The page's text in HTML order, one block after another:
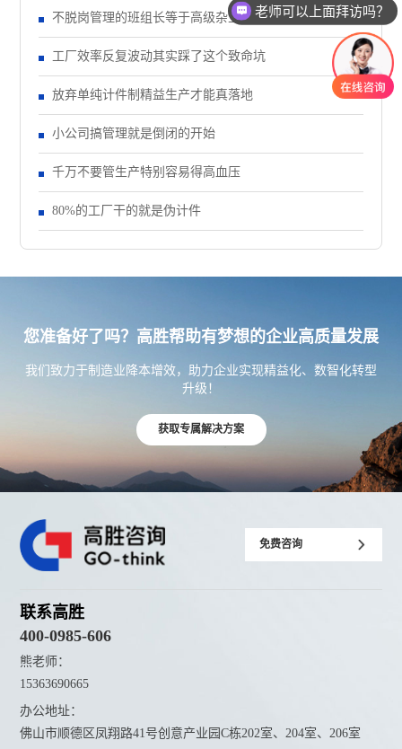
不脱岗管理的班组长等于高级杂工
工厂效率反复波动其实踩了这个致命坑
放弃单纯计件制精益生产才能真落地
小公司搞管理就是倒闭的开始
千万不要管生产特别容易得高血压
80%的工厂干的就是伪计件
您准备好了吗？高胜帮助有梦想的企业高质量发展
我们致力于制造业降本增效，助力企业实现精益化、数智化转型
升级！
获取专属解决方案
免费咨询
联系高胜
400-0985-606
熊老师：
15363690665
办公地址：
佛山市顺德区凤翔路41号创意产业园C栋202室、204室、206室
老师可以上面拜访吗？